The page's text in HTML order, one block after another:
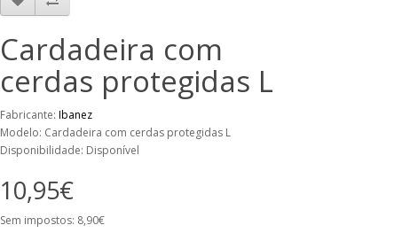
Cardadeira com
cerdas protegidas L
Fabricante: Ibanez
Modelo: Cardadeira com cerdas protegidas L
Disponibilidade: Disponível
10,95€
Sem impostos: 8,90€